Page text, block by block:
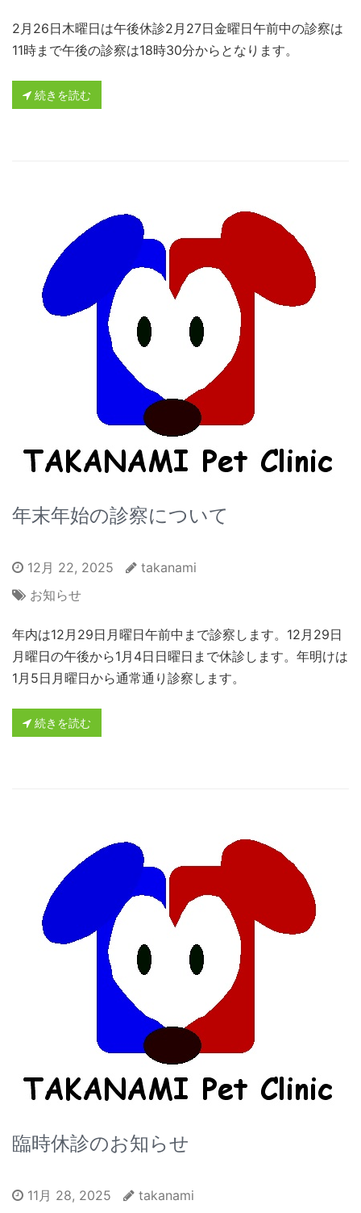
2月26日木曜日は午後休診2月27日金曜日午前中の診察は
11時まで午後の診察は18時30分からとなります。
続きを読む
年末年始の診察について
12月 22, 2025
takanami
お知らせ
年内は12月29日月曜日午前中まで診察します。12月29日
月曜日の午後から1月4日日曜日まで休診します。年明けは
1月5日月曜日から通常通り診察します。
続きを読む
臨時休診のお知らせ
11月 28, 2025
takanami